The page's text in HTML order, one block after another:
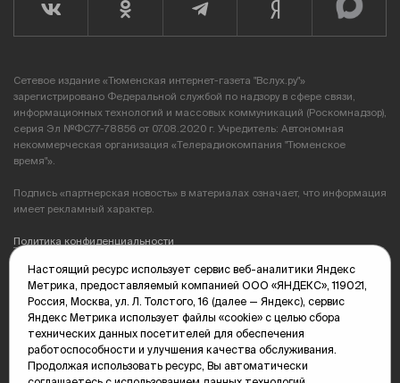
Сетевое издание «Тюменская интернет-газета "Вслух.ру"»
зарегистрировано Федеральной службой по надзору в сфере связи,
информационных технологий и массовых коммуникаций (Роскомнадзор),
серия Эл №ФС77-78856 от 07.08.2020 г. Учредитель: Автономная
некоммерческая организация «Телерадиокомпания "Тюменское
время"».
Подпись «партнерская новость» в материалах означает, что информация
имеет рекламный характер.
Политика конфиденциальности
Редакция: 625035, Тюмень, пр. Геологоразведчиков, 28А
(3452) 68-89-05
edit@vsluh.ru
Главный редактор: Панкина Т.Ю.
kika@vsluh.ru
Настоящий ресурс использует сервис веб-аналитики Яндекс
Метрика, предоставляемый компанией ООО «ЯНДЕКС», 119021,
Россия, Москва, ул. Л. Толстого, 16 (далее — Яндекс), сервис
Яндекс Метрика использует файлы «cookie» с целью сбора
технических данных посетителей для обеспечения
работоспособности и улучшения качества обслуживания.
Продолжая использовать ресурс, Вы автоматически